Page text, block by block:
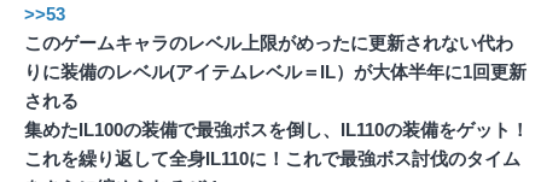
>>53
このゲームキャラのレベル上限がめったに更新されない代わ
りに装備のレベル(アイテムレベル＝IL）が大体半年に1回更新
される
集めたIL100の装備で最強ボスを倒し、IL110の装備をゲット！
これを繰り返して全身IL110に！これで最強ボス討伐のタイム